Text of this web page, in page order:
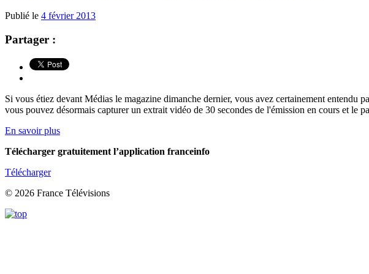
Publié le 4 février 2013
Partager :
Si vous étiez devant Médias le magazine dimanche dernier, vous avez certainement
vous pouvez désormais capturer un extrait vidéo de 30 secondes de l'émission en cours et le
En savoir plus
Télécharger gratuitement l’application franceinfo
Télécharger
© 2026 France Télévisions